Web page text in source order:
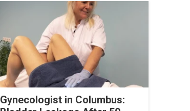
Gynecologist in Columbus: